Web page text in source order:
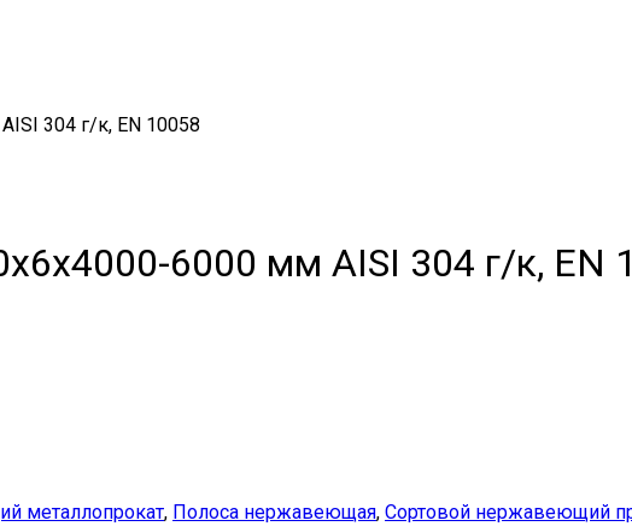
304 г/к, EN 10058
6000 мм AISI 304 г/к, EN
металлопрокат, Полоса нержавеющая, Сортовой нержавеющий